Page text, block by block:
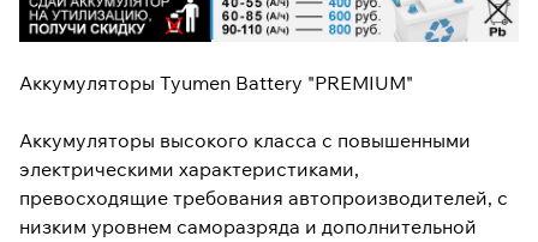
Аккумуляторы Tyumen Battery "PREMIUM"
Аккумуляторы высокого класса с повышенными
электрическими характеристиками,
превосходящие требования автопроизводителей, с
низким уровнем саморазряда и дополнительной